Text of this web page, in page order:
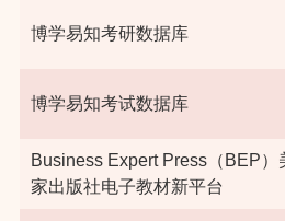
博学易知考研数据库
博学易知考试数据库
Business Expert Press（BEP）
家出版社电子教材新平台